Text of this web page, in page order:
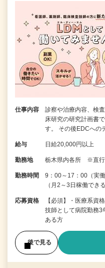
仕事内容
診察や治療内容、検
床研究の研究計画書
す。 その後EDCへの
給与 日給20,000円以上
勤務地 栃木県内各所 ※直行
勤務時間
9：00～17：00（実
（月2～3日稼働でき
応募資格
【必須】・医療系資
技師として病院勤務
ある方
後で見る